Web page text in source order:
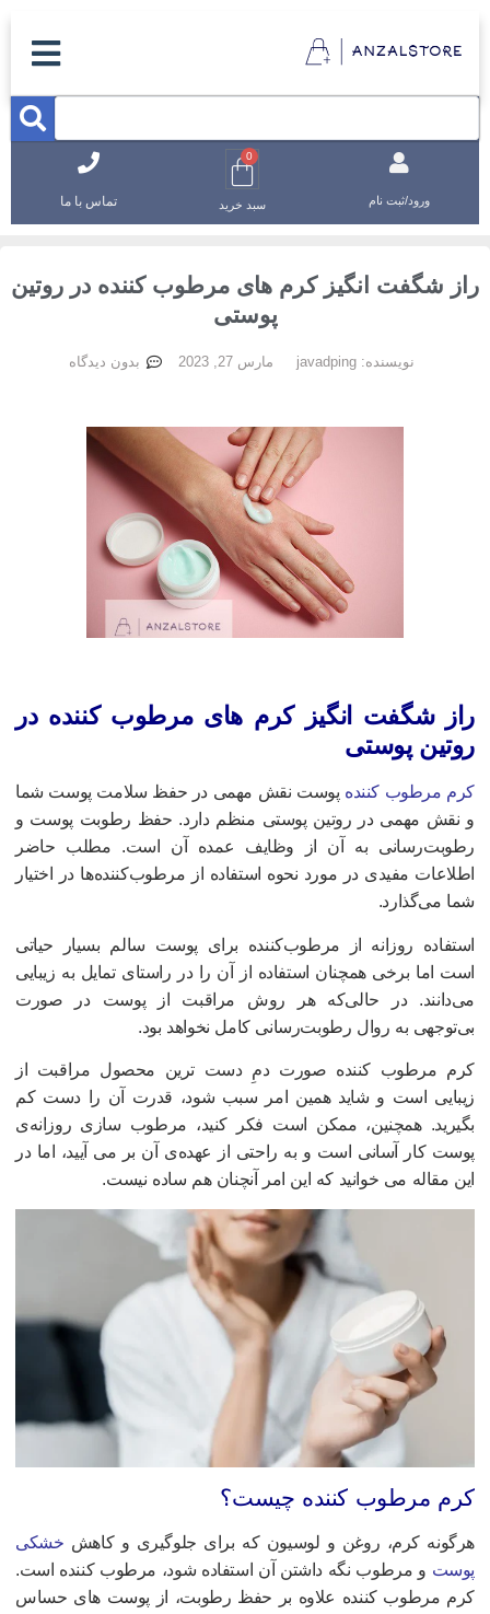
ورود/ثبت نام سبد خرید تماس با ما
شگفت انگیز کرم های مرطوب کننده در روتین
پوستی
نویسنده:javadping مارس 27, 2023 بدون دیدگاه
شگفت انگیز کرم های مرطوب کننده در
پوستی
مرطوب کنندهپوست نقش مهمی در حفظ سلامت پوست شما
نقش مهمی در روتین پوستی منظم دارد. حفظ رطوبت پوست و
به آن از وظایف عمده آن است. مطلب حاضر
مفیدی در مورد نحوه استفاده از مرطوب‌کننده‌ها در اختیار
می‌گذارد.
روزانه از مرطوب‌کننده برای پوست سالم بسیار حیاتی
اما برخی همچنان استفاده از آن را در راستای تمایل به زیبایی
در حالی‌که هر روش مراقبت از پوست در صورت
به روال رطوبت‌رسانی کامل نخواهد بود.
مرطوب کننده صورت دمِ دست ترین محصول مراقبت از
است و شاید همین امر سبب شود، قدرت آن را دست کم
همچنین، ممکن است فکر کنید، مرطوب سازی روزانه‌ی
کار آسانی است و به راحتی از عهده‌ی آن بر می آیید، اما در
مقاله می خوانید که این امر آنچنان هم ساده نیست.
مرطوب کننده چیست؟
کرم، روغن و لوسیون که برای جلوگیری و کاهشخشکی
و مرطوب نگه داشتن آن استفاده شود، مرطوب کننده است.
مرطوب کننده علاوه بر حفظ رطوبت، از پوست های حساس